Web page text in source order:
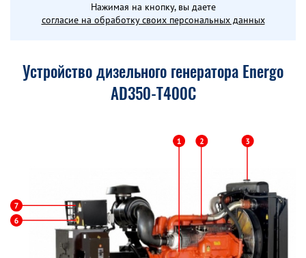
Нажимая на кнопку, вы даете
согласие на обработку своих персональных данных
Устройство дизельного генератора Energo
AD350-T400C